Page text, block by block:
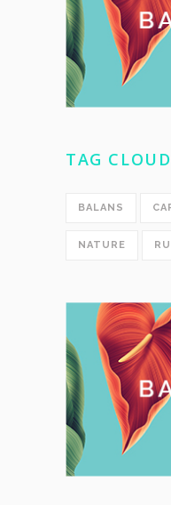
TAG CLOUD
BALANS
NATURE